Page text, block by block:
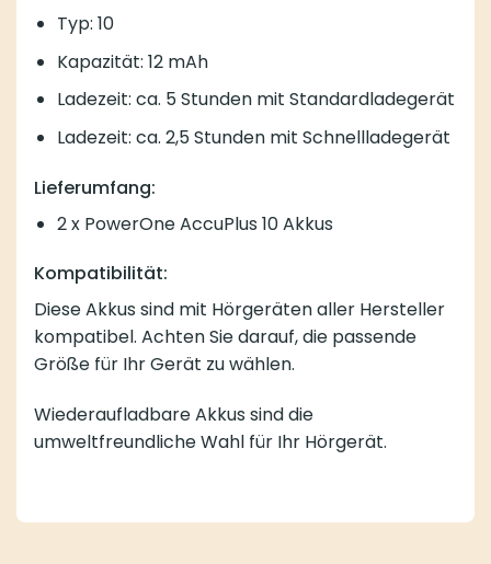
Typ: 10
Kapazität: 12 mAh
Ladezeit: ca. 5 Stunden mit Standardladegerät
Ladezeit: ca. 2,5 Stunden mit Schnellladegerät
Lieferumfang:
2 x PowerOne AccuPlus 10 Akkus
Kompatibilität:
Diese Akkus sind mit Hörgeräten aller Hersteller
kompatibel. Achten Sie darauf, die passende
Größe für Ihr Gerät zu wählen.
Wiederaufladbare Akkus sind die
umweltfreundliche Wahl für Ihr Hörgerät.